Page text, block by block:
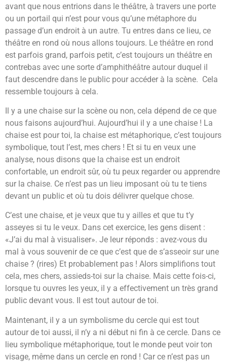
avant que nous entrions dans le théâtre, à travers une porte
ou un portail qui n’est pour vous qu’une métaphore du
passage d’un endroit à un autre. Tu entres dans ce lieu, ce
théâtre en rond où nous allons toujours. Le théâtre en rond
est parfois grand, parfois petit, c’est toujours un théâtre en
contrebas avec une sorte d’amphithéâtre autour duquel il
faut descendre dans le public pour accéder à la scène. Cela
ressemble toujours à cela.
Il y a une chaise sur la scène ou non, cela dépend de ce que
nous faisons aujourd’hui. Aujourd’hui il y a une chaise ! La
chaise est pour toi, la chaise est métaphorique, c’est toujours
symbolique, tout l’est, mes chers ! Et si tu en veux une
analyse, nous disons que la chaise est un endroit
confortable, un endroit sûr, où tu peux regarder ou apprendre
sur la chaise. Ce n’est pas un lieu imposant où tu te tiens
devant un public et où tu dois délivrer quelque chose.
C’est une chaise, et je veux que tu y ailles et que tu t’y
asseyes si tu le veux. Dans cet exercice, les gens disent :
«J’ai du mal à visualiser». Je leur réponds : avez-vous du
mal à vous souvenir de ce que c’est que de s’asseoir sur une
chaise ? (rires) Et probablement pas ! Alors simplifions tout
cela, mes chers, assieds-toi sur la chaise. Mais cette fois-ci,
lorsque tu ouvres les yeux, il y a effectivement un très grand
public devant vous. Il est tout autour de toi.
Maintenant, il y a un symbolisme du cercle qui est tout
autour de toi aussi, il n’y a ni début ni fin à ce cercle. Dans ce
lieu symbolique métaphorique, tout le monde peut voir ton
visage, même dans un cercle en rond ! Car ce n’est pas un